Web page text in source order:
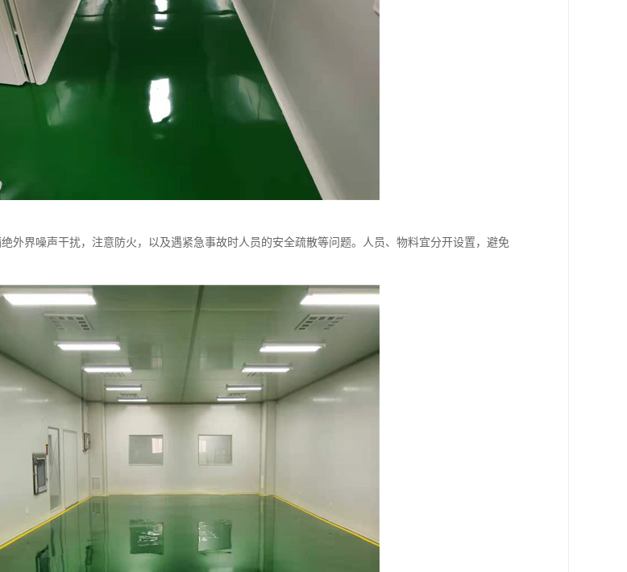
外界噪声干扰，注意防火，以及遇紧急事故时人员的安全疏散等问题。人员、物料宜分开设置，避免